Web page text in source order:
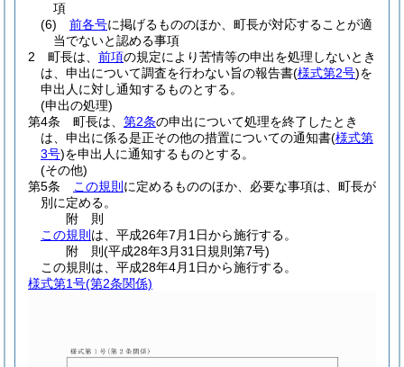
項
(6)
前各号に掲げるもののほか、町長が対応することが適
当でないと認める事項
2
町長は、 前項の規定により苦情等の申出を処理しないとき
は、申出について調査を行わない旨の報告書(様式第2号)を
申出人に対し通知するものとする。
(申出の処理)
第4条
町長は、 第2条の申出について処理を終了したとき
は、申出に係る是正その他の措置についての通知書(様式第
3号)を申出人に通知するものとする。
(その他)
第5条
この規則 に定めるもののほか、必要な事項は、町長が
別に定める。
附 則
この規則 は、平成26年7月1日から施行する。
附 則(平成28年3月31日規則第7号)
この規則は、平成28年4月1日から施行する。
様式第1号(第2条関係)